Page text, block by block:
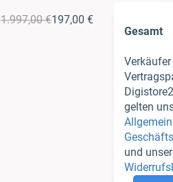
1.997,00 €197,00 €
Gesamt
gelten
und